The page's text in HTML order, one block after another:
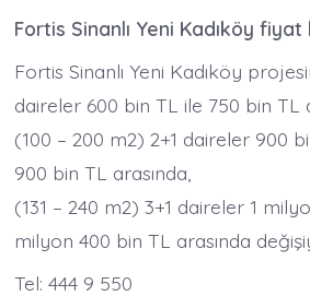
Fortis Sinanlı Yeni Kadıköy fiyat
Fortis Sinanlı Yeni Kadıköy
daireler 600 bin TL ile 750 bin TL
(100 – 200 m2) 2+1 daireler 900
900 bin TL arasında,
(131 – 240 m2) 3+1 daireler 1
milyon 400 bin TL arasında
Tel: 444 9 550